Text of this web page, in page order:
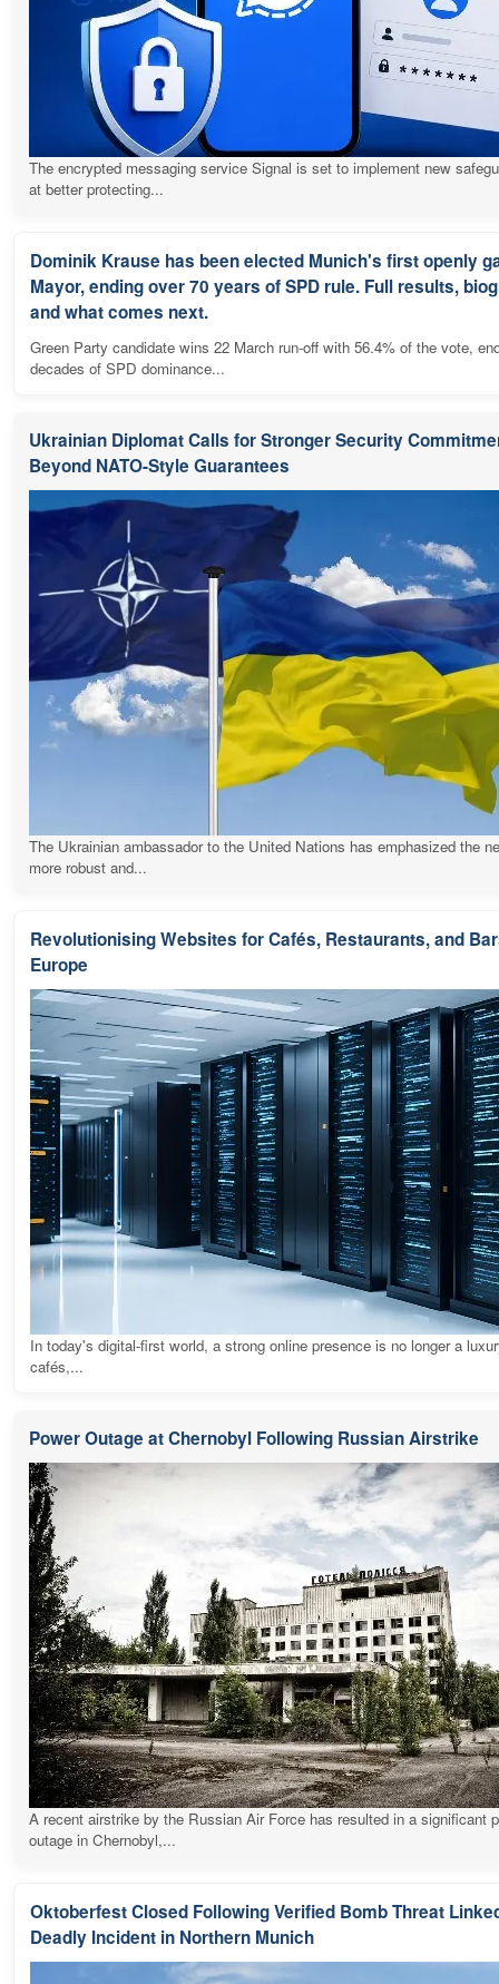
The encrypted messaging service Signal is set to implement new
at better protecting...
Dominik Krause has been elected Munich's first openly
Mayor, ending over 70 years of SPD rule. Full results,
and what comes next.
Green Party candidate wins 22 March run-off with 56.4% of the vote,
decades of SPD dominance...
Ukrainian Diplomat Calls for Stronger Security
Beyond NATO-Style Guarantees
The Ukrainian ambassador to the United Nations has emphasized the
more robust and...
Revolutionising Websites for Cafés, Restaurants, and
Europe
In today's digital-first world, a strong online presence is no longer a
cafés,...
Power Outage at Chernobyl Following Russian Airstrike
A recent airstrike by the Russian Air Force has resulted in a significant
outage in Chernobyl,...
Oktoberfest Closed Following Verified Bomb Threat
Deadly Incident in Northern Munich